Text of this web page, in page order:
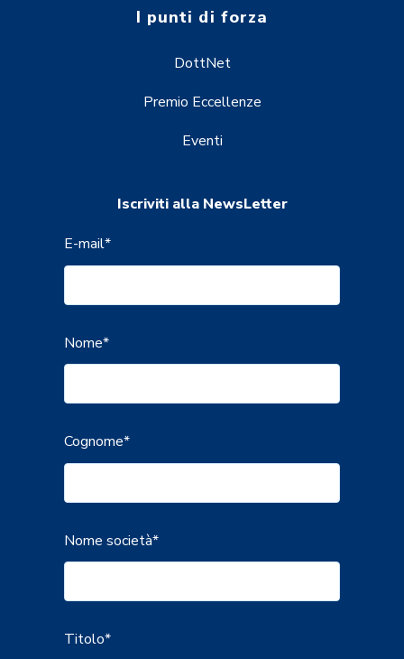
I punti di forza
DottNet
Premio Eccellenze
Eventi
Iscriviti alla NewsLetter
E-mail*
Nome*
Cognome*
Nome società*
Titolo*